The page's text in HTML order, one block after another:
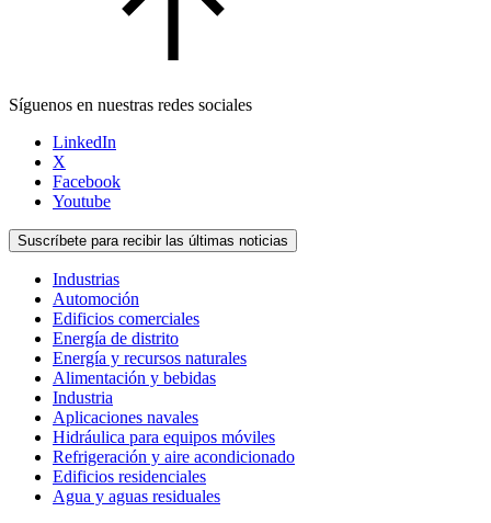
Síguenos en nuestras redes sociales
LinkedIn
X
Facebook
Youtube
Suscríbete para recibir las últimas noticias
Industrias
Automoción
Edificios comerciales
Energía de distrito
Energía y recursos naturales
Alimentación y bebidas
Industria
Aplicaciones navales
Hidráulica para equipos móviles
Refrigeración y aire acondicionado
Edificios residenciales
Agua y aguas residuales